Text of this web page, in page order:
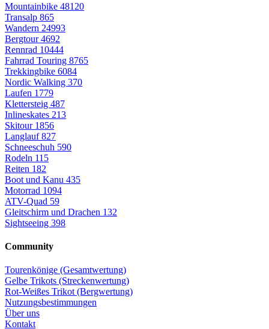
Mountainbike 48120
Transalp 865
Wandern 24993
Bergtour4692
Rennrad 10444
Fahrrad Touring 8765
Trekkingbike 6084
Nordic Walking 370
Laufen 1779
Klettersteig 487
Inlineskates 213
Skitour 1856
Langlauf827
Schneeschuh 590
Rodeln 115
Reiten 182
Boot und Kanu 435
Motorrad 1094
ATV-Quad 59
Gleitschirm und Drachen 132
Sightseeing 398
Community
Tourenkönige (Gesamtwertung)
Gelbe Trikots (Streckenwertung)
Rot-Weißes Trikot (Bergwertung)
Nutzungsbestimmungen
Über uns
Kontakt